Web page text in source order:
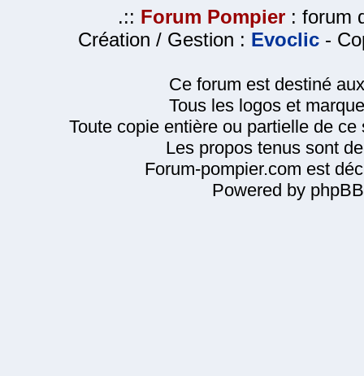
.:: Forum Pompier : forum
Création / Gestion : Evoclic -
Ce forum est destiné
Tous les logos et
Toute copie entière ou partielle de
Les propos tenus sont
Forum-pompier.com est
Powered by